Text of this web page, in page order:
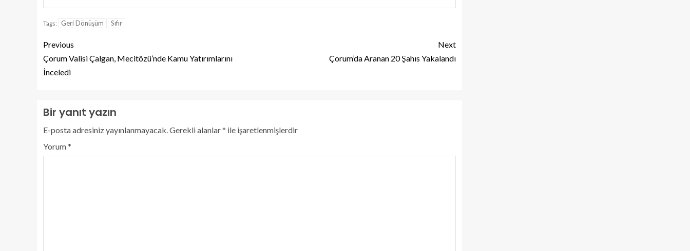
Tags: Geri Dönüşüm Sıfır
Previous
Çorum Valisi Çalgan, Mecitözü’nde Kamu Yatırımlarını
İnceledi
Next
Çorum’da Aranan 20 Şahıs Yakalandı
Bir yanıt yazın
E-posta adresiniz yayınlanmayacak.Gerekli alanlar* ile işaretlenmişlerdir
Yorum*